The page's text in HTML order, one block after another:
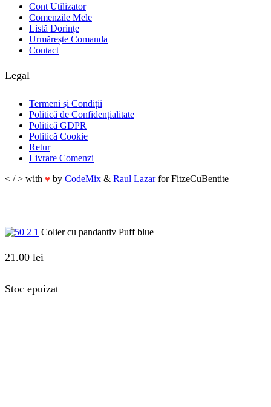
Cont Utilizator
Comenzile Mele
Listă Dorințe
Urmărește Comanda
Contact
Legal
Termeni și Condiții
Politică de Confidențialitate
Politică GDPR
Politică Cookie
Retur
Livrare Comenzi
< / > with ♥ by CodeMix & Raul Lazarfor FitzeCuBentite
Colier cu pandantiv Puff blue
21.00 lei
Stoc epuizat